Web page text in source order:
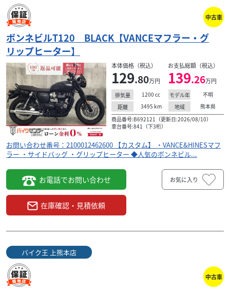
GSX400インパルス GK79A最終型 ビキニカウ
ル ヨ...
本体価格:110.00万円（税込）
熊本市南区にある当店は、希少な旧車や2ストバイ
ク、カスタム車を豊富に取り扱うバイク専門店です。
原付から大型バイクまで幅広く対応し、他店購入車で
も高価買取可...
スズキ 中川輪業
中古車
ボンネビルT120 BLACK【VANCEマフラー・グ
リップヒーター】
本体価格（税込）
129.80万円
お支払総額（税込）
139.26万円
排気量 1200 cc モデル年
不明
距離
3495 km 地域
熊本県
商品番号:B692121（更新日:2026/08/10）
車台番号:841（下3桁）
お問い合わせ番号：2100012462600 【カスタム】 ・VANCE&HINESマフ
ラー ・サイドバッグ ・グリップヒーター ◆人気のボンネビル...
お電話でお問い合わせ
在庫確認・見積依頼
お気に入り
バイク王 上熊本店
中古車